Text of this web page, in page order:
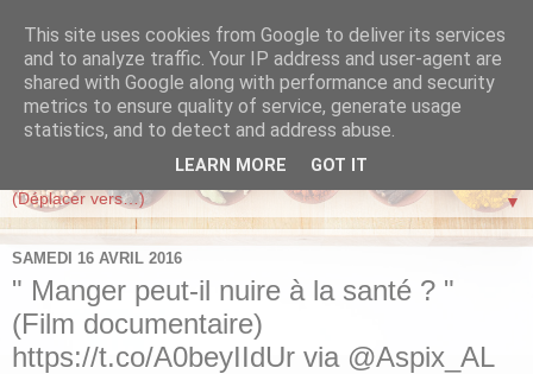
FORZA PERSONA
Vivre mieux, maigrir, perdre du poids en suivant la méthode
Forza Persona de Coach Poids Sante
▼
SAMEDI 16 AVRIL 2016
" Manger peut-il nuire à la santé ? "
(Film documentaire)
https://t.co/A0beyIIdUr via @Aspix_AL
This site uses cookies from Google to deliver its services
and to analyze traffic. Your IP address and user-agent are
shared with Google along with performance and security
metrics to ensure quality of service, generate usage
statistics, and to detect and address abuse.
LEARN MORE GOT IT